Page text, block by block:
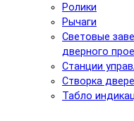
Ролики
Рычаги
Световые
дверного
Станции
Створка
Табло